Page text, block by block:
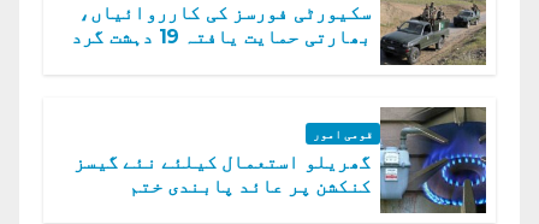
سکیورٹی فورسز کی کارروائیاں،
بھارتی حمایت یافتہ 19 دہشت گرد
قومی امور
گھریلو استعمال کیلئے نئے گیسز
کنکشن پر عائد پابندی ختم